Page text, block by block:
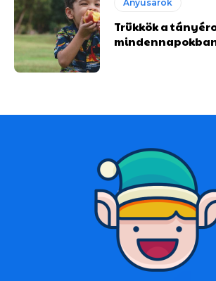
Anyusarok
Trükkök a